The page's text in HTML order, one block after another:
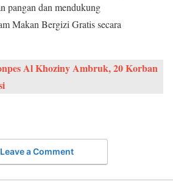
pangan dan mendukung
Makan Bergizi Gratis secara
Al Khoziny Ambruk, 20 Korban
Leave a Comment